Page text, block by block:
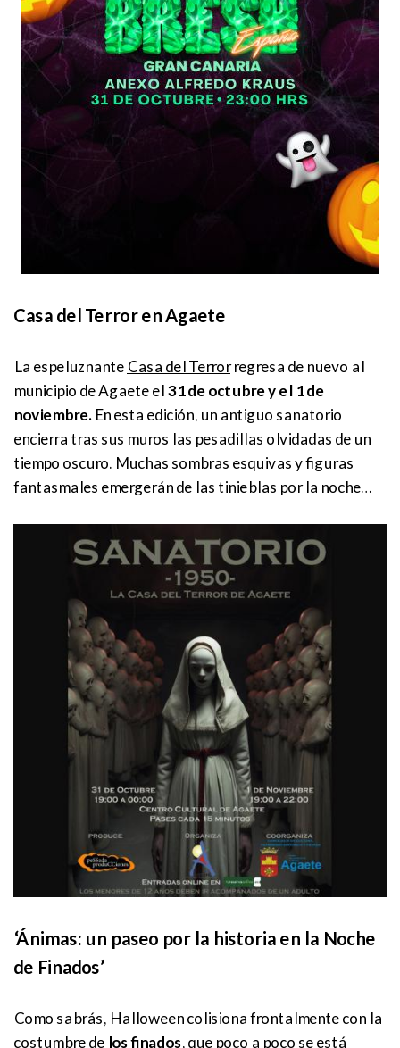
Casa del Terror en Agaete
La espeluznante Casa del Terrorregresa de nuevo al
municipio de Agaete el31 de octubre y el 1 de
noviembre.En esta edición, un antiguo sanatorio
encierra tras sus muros las pesadillas olvidadas de un
tiempo oscuro. Muchas sombras esquivas y figuras
fantasmales emergerán de las tinieblas por la noche…
‘Ánimas: un paseo por la historia en la Noche
de Finados’
Como sabrás, Halloween colisiona frontalmente con la
costumbre de los finados, que poco a poco se está